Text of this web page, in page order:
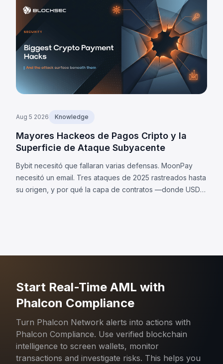
Aug 5 2026 Knowledge
Mayores Hackeos de Pagos Cripto y la
Superficie de Ataque Subyacente
Bybit necesitó que fallaran varias defensas. MoonPay
necesitó un email. Tres ataques de 2025 rastreados hasta
su origen, y por qué la capa de contratos —donde USDC
Start Real-Time AML with
Phalcon Compliance
Turn Phalcon Network alerts into actions with
Phalcon Compliance. Use verified blockchain
intelligence to screen wallets, monitor
transactions and investigate risks. This helps you